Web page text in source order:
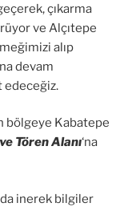
çıkarma
ve Alçıtepe
alıp
devam
edeceğiz.
bölgeye Kabatepe
Tören Alanı‘na
inerek bilgiler